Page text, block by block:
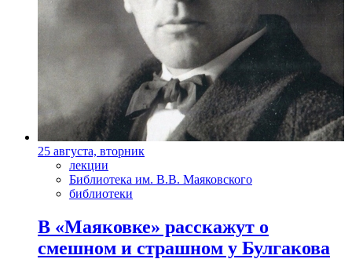
25 августа, вторник
лекции
Библиотека им. В.В. Маяковского
библиотеки
В «Маяковке» расскажут о
смешном и страшном у Булгакова